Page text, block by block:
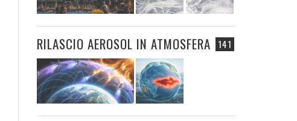
141
RILASCIO AEROSOL IN ATMOSFERA